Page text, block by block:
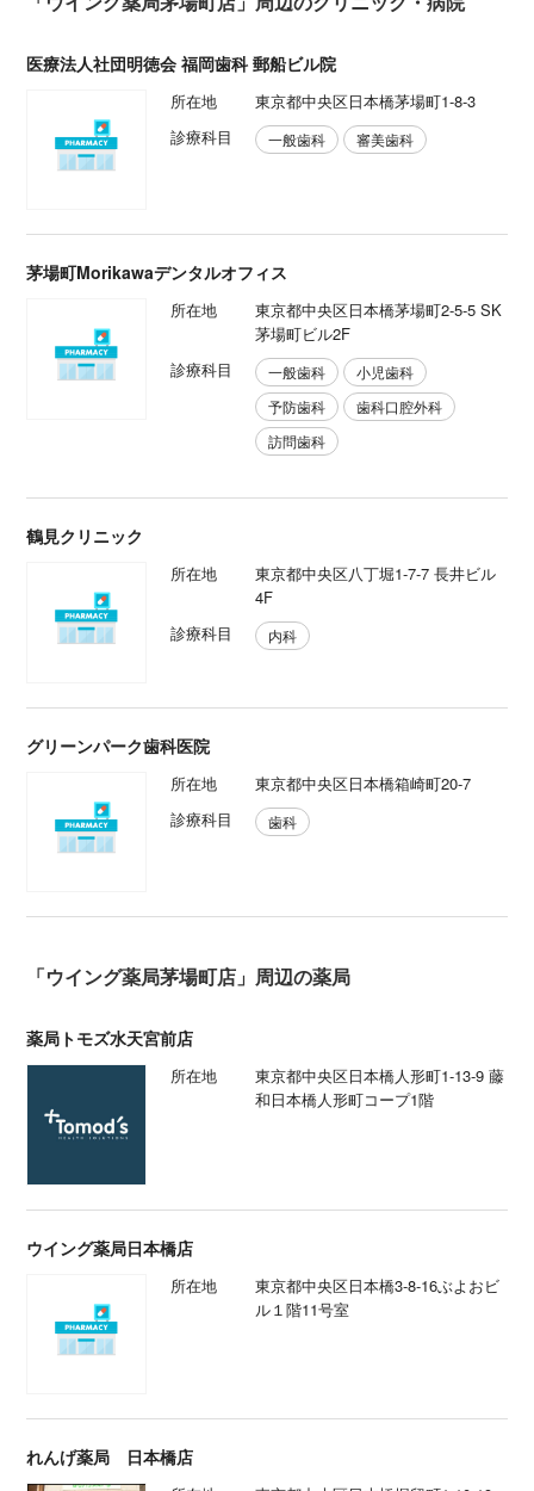
医療法人社団明徳会 福岡歯科 郵船ビル院
所在地
東京都中央区日本橋茅場町1-8-3
診療科目
一般歯科 審美歯科
茅場町Morikawaデンタルオフィス
所在地
東京都中央区日本橋茅場町2-5-5 SK
茅場町ビル2F
診療科目
一般歯科
小児歯科
予防歯科
歯科口腔外科
訪問歯科
鶴見クリニック
所在地
東京都中央区八丁堀1-7-7 長井ビル
4F
診療科目
内科
グリーンパーク歯科医院
所在地
東京都中央区日本橋箱崎町20-7
診療科目
歯科
「ウイング薬局茅場町店」周辺の薬局
薬局トモズ水天宮前店
所在地
東京都中央区日本橋人形町1-13-9 藤
和日本橋人形町コープ1階
ウイング薬局日本橋店
所在地
東京都中央区日本橋3-8-16ぶよおビ
ル１階11号室
れんげ薬局 日本橋店